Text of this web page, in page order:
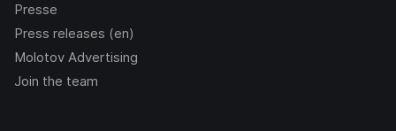
Presse
Press releases (en)
Molotov Advertising
Join the team